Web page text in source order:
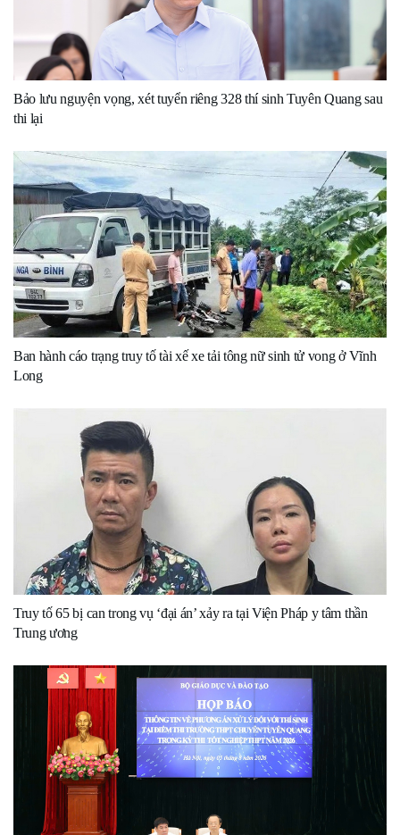
Bảo lưu nguyện vọng, xét tuyển riêng 328 thí sinh Tuyên Quang sau
thi lại
Ban hành cáo trạng truy tố tài xế xe tải tông nữ sinh tử vong ở Vĩnh
Long
Truy tố 65 bị can trong vụ ‘đại án’ xảy ra tại Viện Pháp y tâm thần
Trung ương